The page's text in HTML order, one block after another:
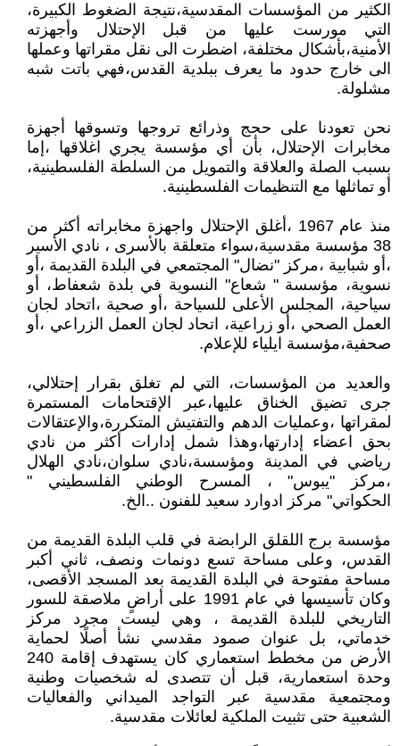
الكثير من المؤسسات المقدسية،نتيجة الضغوط الكبيرة،
التي مورست عليها من قبل الإحتلال وأجهزته
الأمنية،بأشكال مختلفة، اضطرت الى نقل مقراتها وعملها
الى خارج حدود ما يعرف ببلدية القدس،فهي باتت شبه
مشلولة.
نحن تعودنا على حجج وذرائع تروجها وتسوقها أجهزة
مخابرات الإحتلال، بأن أي مؤسسة يجري اغلاقها ،إما
بسبب الصلة والعلاقة والتمويل من السلطة الفلسطينية،
أو تماثلها مع التنظيمات الفلسطينية.
منذ عام 1967 ،أغلق الإحتلال واجهزة مخابراته أكثر من
38 مؤسسة مقدسية،سواء متعلقة بالأسرى ، نادي الأسير
،أو شبابية ،مركز "نضال" المجتمعي في البلدة القديمة ،أو
نسوية، مؤسسة " شعاع" النسوية في بلدة شعفاط، أو
سياحية، المجلس الأعلى للسياحة ،أو صحية ،اتحاد لجان
العمل الصحي ،أو زراعية، اتحاد لجان العمل الزراعي ،أو
صحفية،مؤسسة ايلياء للإعلام.
والعديد من المؤسسات، التي لم تغلق بقرار إحتلالي،
جرى تضيق الخناق عليها،عبر الإقتحامات المستمرة
لمقراتها ،وعمليات الدهم والتفتيش المتكررة،والإعتقالات
بحق اعضاء إدارتها،وهذا شمل إدارات أكثر من نادي
رياضي في المدينة ومؤسسة،نادي سلوان،نادي الهلال
،مركز "يبوس" ، المسرح الوطني الفلسطيني "
الحكواتي" مركز ادوارد سعيد للفنون ..الخ.
مؤسسة برج اللقلق الرابضة في قلب البلدة القديمة من
القدس، وعلى مساحة تسع دونمات ونصف، ثاني أكبر
مساحة مفتوحة في البلدة القديمة بعد المسجد الأقصى،
وكان تأسيسها في عام 1991 على أراضٍ ملاصقة للسور
التاريخي للبلدة القديمة ، وهي ليست مجرد مركز
خدماتي، بل عنوان صمود مقدسي نشأ أصلًا لحماية
الأرض من مخطط استعماري كان يستهدف إقامة 240
وحدة استعمارية، قبل أن تتصدى له شخصيات وطنية
ومجتمعية مقدسية عبر التواجد الميداني والفعاليات
الشعبية حتى تثبيت الملكية لعائلات مقدسية.